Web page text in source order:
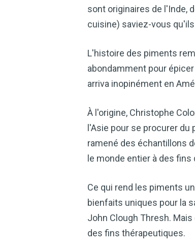
sont originaires de l'Inde,
cuisine) saviez-vous
L'histoire des piments
abondamment pour
arriva inopinément en
À l'origine, Christophe
l'Asie pour se procurer
ramené des échantillons
le monde entier à des
Ce qui rend les piments
bienfaits uniques pour la
John Clough Thresh.
des fins thérapeutiques.